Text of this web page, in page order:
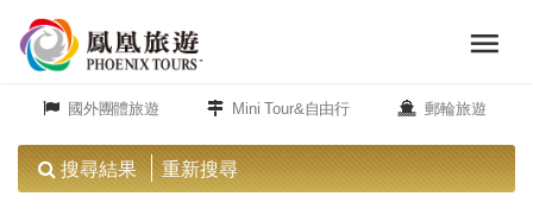
menu
國外團體旅遊 Mini Tour&自由行 郵輪旅遊
旅
道
close
歐
搜尋結果 重新搜尋